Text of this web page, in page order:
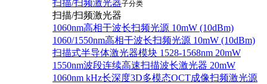
扫描/扫频激光器子分类
扫描/扫频激光器
1060nm高相干波长扫频光源 10mW (10dBm)
1060/1550nm高相干波长扫频光源 10mW (10dBm)
扫描式半导体激光器模块 1528-1568nm 20mW
1550nm波段连续高速扫描波长激光器 20mW
1060nm kHz长深度3D多模态OCT成像扫频激光源